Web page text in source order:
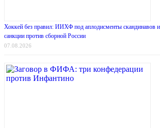
Хоккей без правил: ИИХФ под аплодисменты скандинавов
санкции против сборной России
07.08.2026